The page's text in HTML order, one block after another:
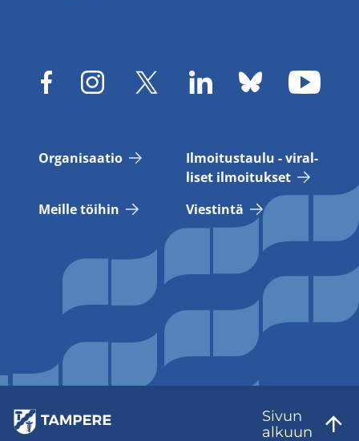
Or­ga­ni­saa­tio
Il­moi­tus­tau­lu - vi­ral­
li­set il­moi­tuk­set
Meil­le töi­hin
Vies­tin­tä
Sivun
al­kuun